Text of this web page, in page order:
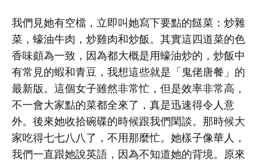
我們見她有空檔，立即叫她寫下要點的餸菜：炒雜
菜，蠔油牛肉，炒雞肉和炒飯。其實這四道菜的色
香味頗為一致，因為都大概是用蠔油炒的，炒飯中
有常見的蝦和青豆，我想這些就是「鬼佬唐餐」的
最新版。這個女子雖然非常忙，但是效率非常高，
不一會大家點的菜都全來了，真是迅速得令人意
外。後來她收拾碗碟的時候跟我們閑談。那時候大
家吃得七七八八了，不用那麼忙。她樣子像華人，
我們一直跟她說英語，因為不知道她的背境。原來